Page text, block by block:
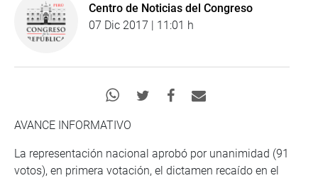
Centro de Noticias del Congreso
07 Dic 2017 | 11:01 h
AVANCE INFORMATIVO
La representación nacional aprobó por unanimidad (91
votos), en primera votación, el dictamen recaído en el